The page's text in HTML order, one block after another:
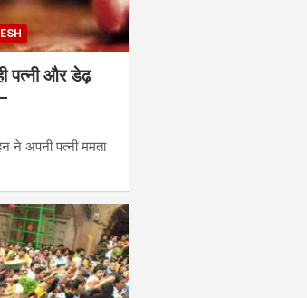
पत्नी और डेढ़
ने अपनी पत्नी ममता